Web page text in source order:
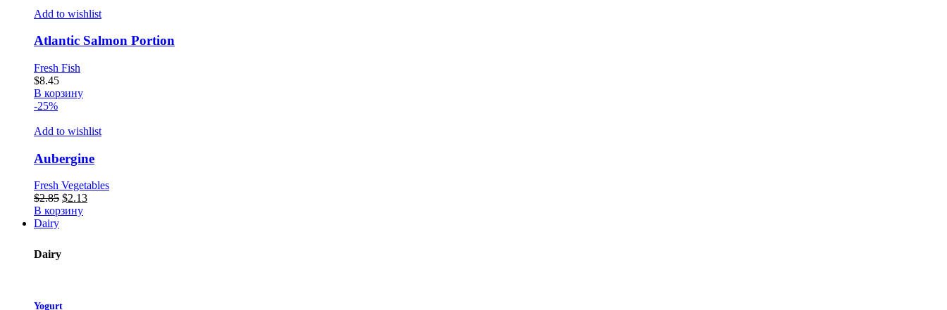
Add to wishlist
Atlantic Salmon Portion
Fresh Fish
$8.45
В корзину
-25%
Add to wishlist
Aubergine
Fresh Vegetables
$2.85 Первоначальная
цена
$2.13Текущая
В корзину
Dairy
Dairy
Yogurt